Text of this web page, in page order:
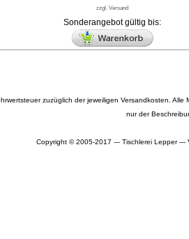
zzgl. Versand
Sonderangebot gültig bis:
zuzüglich der jeweiligen Versandkosten.
nur der
Copyright © 2005-2017 --- Tischlerei Lepper